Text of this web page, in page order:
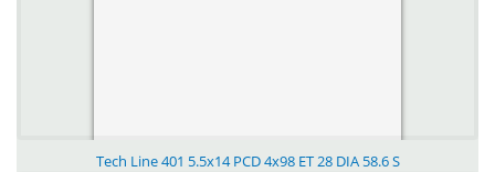
Tech Line 401 5.5x14 PCD 4x98 ET 28 DIA 58.6 S